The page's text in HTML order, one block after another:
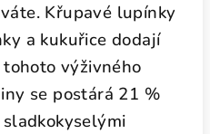
Křupavé lupínky
a kukuřice dodají
výživného
se postárá 21 %